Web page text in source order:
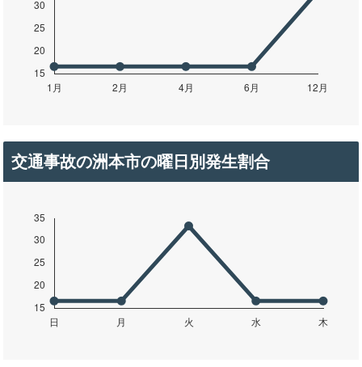
交通事故の洲本市の曜日別発生割合